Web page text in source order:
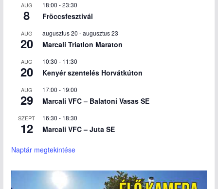
AUG
8
18:00 -23:30
Fröccsfesztivál
AUG
20
augusztus 20 -augusztus 23
Marcali Triatlon Maraton
AUG
20
10:30 - 11:30
Kenyér szentelés Horvátkúton
AUG
29
17:00 - 19:00
Marcali VFC – Balatoni Vasas SE
SZEPT
12
16:30 - 18:30
Marcali VFC – Juta SE
Naptár megtekintése